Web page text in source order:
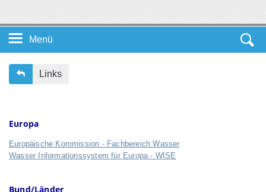
Menü
Startseite DE
Service
Links
Europa
Europäische Kommission - Fachbereich Wasser
Wasser Informationssystem für Europa - WISE
Bund/Länder